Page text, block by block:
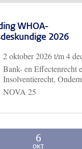
WHOA-
2026
2 oktober 2026t/m4
Bank- en Effectenrecht
Insolventierecht,
NOVA 25
6
OKT